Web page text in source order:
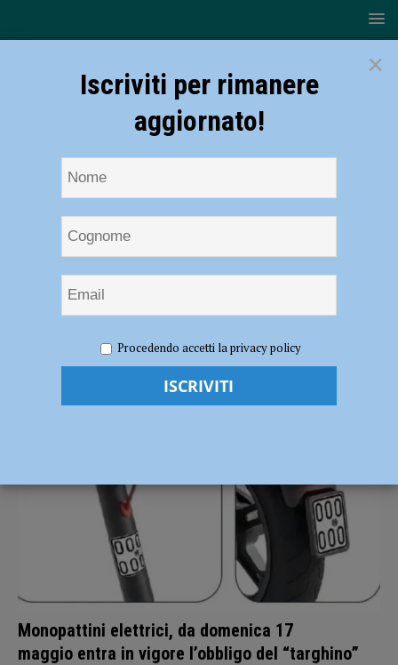
Monopattini elettrici, da domenica 17
maggio entra in vigore l’obbligo del “targhino”
×
Iscriviti per rimanere
aggiornato!
Procedendo accetti la privacy policy